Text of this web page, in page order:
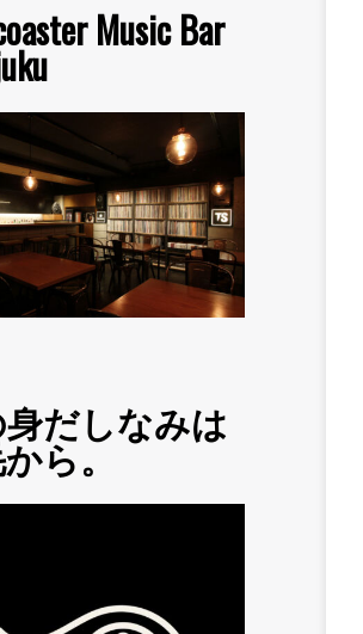
Music Bar
だしなみは
ら。